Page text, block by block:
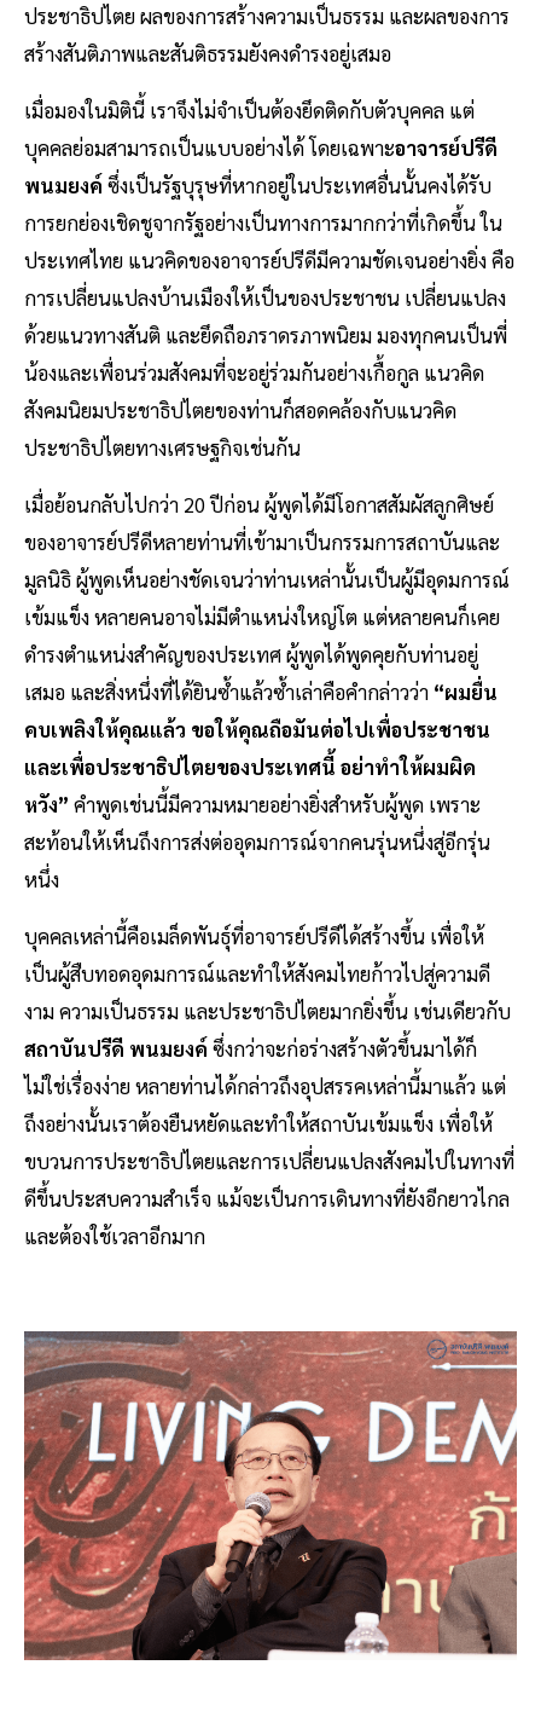
ประชาธิปไตย ผลของการสร้างความเป็นธรรม และผลของการ
สร้างสันติภาพและสันติธรรมยังคงดำรงอยู่เสมอ
เมื่อมองในมิตินี้ เราจึงไม่จำเป็นต้องยึดติดกับตัวบุคคล แต่
บุคคลย่อมสามารถเป็นแบบอย่างได้ โดยเฉพาะอาจารย์ปรีดี
พนมยงค์ ซึ่งเป็นรัฐบุรุษที่หากอยู่ในประเทศอื่นนั้นคงได้รับ
การยกย่องเชิดชูจากรัฐอย่างเป็นทางการมากกว่าที่เกิดขึ้น ใน
ประเทศไทย แนวคิดของอาจารย์ปรีดีมีความชัดเจนอย่างยิ่ง คือ
การเปลี่ยนแปลงบ้านเมืองให้เป็นของประชาชน เปลี่ยนแปลง
ด้วยแนวทางสันติ และยึดถือภราดรภาพนิยม มองทุกคนเป็นพี่
น้องและเพื่อนร่วมสังคมที่จะอยู่ร่วมกันอย่างเกื้อกูล แนวคิด
สังคมนิยมประชาธิปไตยของท่านก็สอดคล้องกับแนวคิด
ประชาธิปไตยทางเศรษฐกิจเช่นกัน
เมื่อย้อนกลับไปกว่า 20 ปีก่อน ผู้พูดได้มีโอกาสสัมผัสลูกศิษย์
ของอาจารย์ปรีดีหลายท่านที่เข้ามาเป็นกรรมการสถาบันและ
มูลนิธิ ผู้พูดเห็นอย่างชัดเจนว่าท่านเหล่านั้นเป็นผู้มีอุดมการณ์
เข้มแข็ง หลายคนอาจไม่มีตำแหน่งใหญ่โต แต่หลายคนก็เคย
ดำรงตำแหน่งสำคัญของประเทศ ผู้พูดได้พูดคุยกับท่านอยู่
เสมอ และสิ่งหนึ่งที่ได้ยินซ้ำแล้วซ้ำเล่าคือคำกล่าวว่า “ผมยื่น
คบเพลิงให้คุณแล้ว ขอให้คุณถือมันต่อไปเพื่อประชาชน
และเพื่อประชาธิปไตยของประเทศนี้ อย่าทำให้ผมผิด
หวัง” คำพูดเช่นนี้มีความหมายอย่างยิ่งสำหรับผู้พูด เพราะ
สะท้อนให้เห็นถึงการส่งต่ออุดมการณ์จากคนรุ่นหนึ่งสู่อีกรุ่น
หนึ่ง
บุคคลเหล่านี้คือเมล็ดพันธุ์ที่อาจารย์ปรีดีได้สร้างขึ้น เพื่อให้
เป็นผู้สืบทอดอุดมการณ์และทำให้สังคมไทยก้าวไปสู่ความดี
งาม ความเป็นธรรม และประชาธิปไตยมากยิ่งขึ้น เช่นเดียวกับ
สถาบันปรีดี พนมยงค์ ซึ่งกว่าจะก่อร่างสร้างตัวขึ้นมาได้ก็
ไม่ใช่เรื่องง่าย หลายท่านได้กล่าวถึงอุปสรรคเหล่านี้มาแล้ว แต่
ถึงอย่างนั้นเราต้องยืนหยัดและทำให้สถาบันเข้มแข็ง เพื่อให้
ขบวนการประชาธิปไตยและการเปลี่ยนแปลงสังคมไปในทางที่
ดีขึ้นประสบความสำเร็จ แม้จะเป็นการเดินทางที่ยังอีกยาวไกล
และต้องใช้เวลาอีกมาก